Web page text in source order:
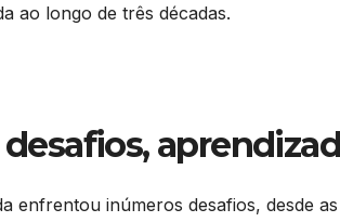
ao longo de três décadas.
enfrentou inúmeros desafios, desde